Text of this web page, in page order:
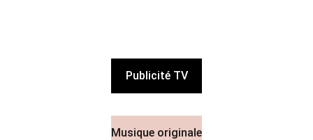
Publicité TV
Musique originale